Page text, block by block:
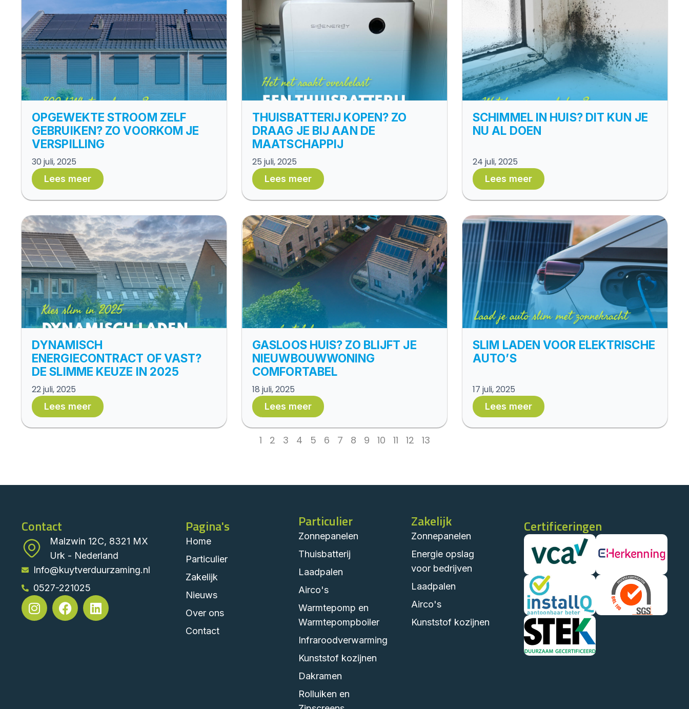
OPGEWEKTE STROOM ZELF
GEBRUIKEN? ZO VOORKOM JE
VERSPILLING
30 juli, 2025
Lees meer
THUISBATTERIJ KOPEN? ZO
DRAAG JE BIJ AAN DE
MAATSCHAPPIJ
25 juli, 2025
Lees meer
SCHIMMEL IN HUIS? DIT KUN JE
NU AL DOEN
24 juli, 2025
Lees meer
DYNAMISCH
ENERGIECONTRACT OF VAST?
DE SLIMME KEUZE IN 2025
22 juli, 2025
Lees meer
GASLOOS HUIS? ZO BLIJFT JE
NIEUWBOUWWONING
COMFORTABEL
18 juli, 2025
Lees meer
SLIM LADEN VOOR ELEKTRISCHE
AUTO’S
17 juli, 2025
Lees meer
1 2 3 4 5 6 7 8 9 10 11 12 13
Contact
Malzwin 12C, 8321 MX
Urk - Nederland
Info@kuytverduurzaming.nl
0527-221025
Pagina's
Home
Particulier
Zakelijk
Nieuws
Over ons
Contact
Particulier
Zonnepanelen
Thuisbatterij
Laadpalen
Airco's
Warmtepomp en
Warmtepompboiler
Infraroodverwarming
Kunststof kozijnen
Dakramen
Rolluiken en
Zakelijk
Zonnepanelen
Energie opslag
voor bedrijven
Laadpalen
Airco's
Kunststof kozijnen
Certificeringen